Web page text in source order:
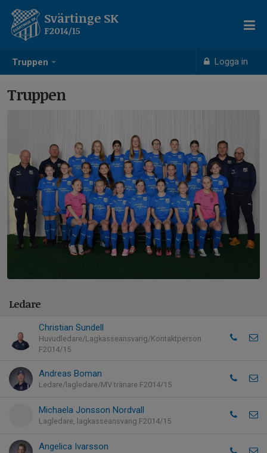
Truppen Logga in
Svärtinge SK
F2014/15
Truppen
Ledare
Christian Sundell
Huvudledare/Lagkasseansvarig/Kontaktperson
F2014/15
Andreas Boman
Ledare/lagledare/MV tränare F2014/15
Michaela Jonsson Nordvall
Lagledare, lagkasseansvarig F2014/15
Angelica Ivarsson